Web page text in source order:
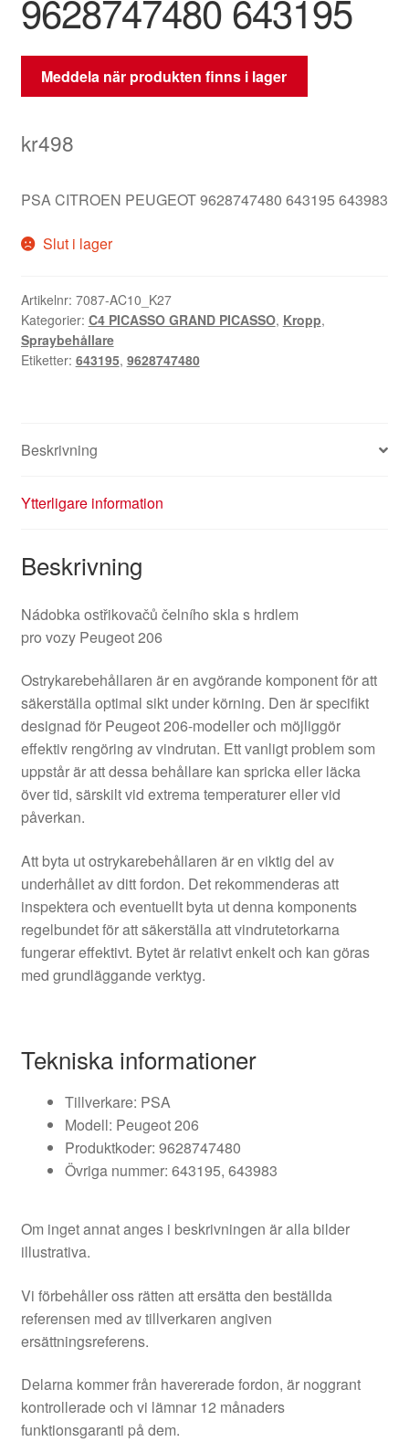
9628747480 643195
Meddela när produkten finns i lager
kr498
PSA CITROEN PEUGEOT 9628747480 643195 643983
Slut i lager
Artikelnr: 7087-AC10_K27
Kategorier: C4 PICASSO GRAND PICASSO, Kropp,
Spraybehållare
Etiketter: 643195, 9628747480
Beskrivning
Ytterligare information
Beskrivning
Nádobka ostřikovačů čelního skla s hrdlem
pro vozy Peugeot 206
Ostrykarebehållaren är en avgörande komponent för att
säkerställa optimal sikt under körning. Den är specifikt
designad för Peugeot 206-modeller och möjliggör
effektiv rengöring av vindrutan. Ett vanligt problem som
uppstår är att dessa behållare kan spricka eller läcka
över tid, särskilt vid extrema temperaturer eller vid
påverkan.
Att byta ut ostrykarebehållaren är en viktig del av
underhållet av ditt fordon. Det rekommenderas att
inspektera och eventuellt byta ut denna komponents
regelbundet för att säkerställa att vindrutetorkarna
fungerar effektivt. Bytet är relativt enkelt och kan göras
med grundläggande verktyg.
Tekniska informationer
Tillverkare: PSA
Modell: Peugeot 206
Produktkoder: 9628747480
Övriga nummer: 643195, 643983
Om inget annat anges i beskrivningen är alla bilder
illustrativa.
Vi förbehåller oss rätten att ersätta den beställda
referensen med av tillverkaren angiven
ersättningsreferens.
Delarna kommer från havererade fordon, är noggrant
kontrollerade och vi lämnar 12 månaders
funktionsgaranti på dem.